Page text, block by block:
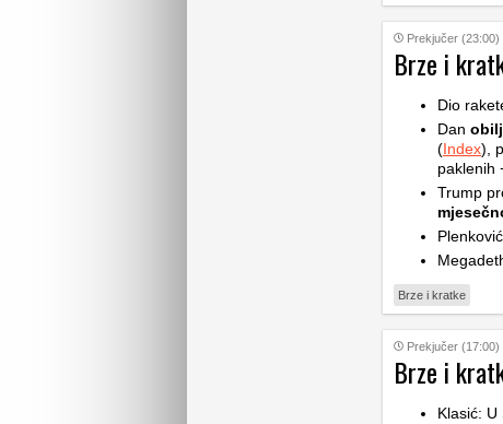
Prekjučer (23:00)
Brze i
Dio
Dan
(Index),
paklenih
Trump
Brze i kratke
Prekjučer (17:00)
Brze i
Klasić: U